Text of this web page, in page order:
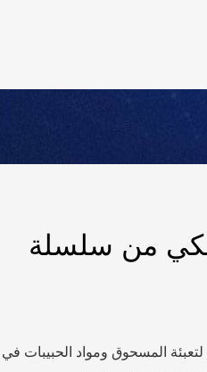
من سلسلة
المسحوق ومواد الحبيبات في